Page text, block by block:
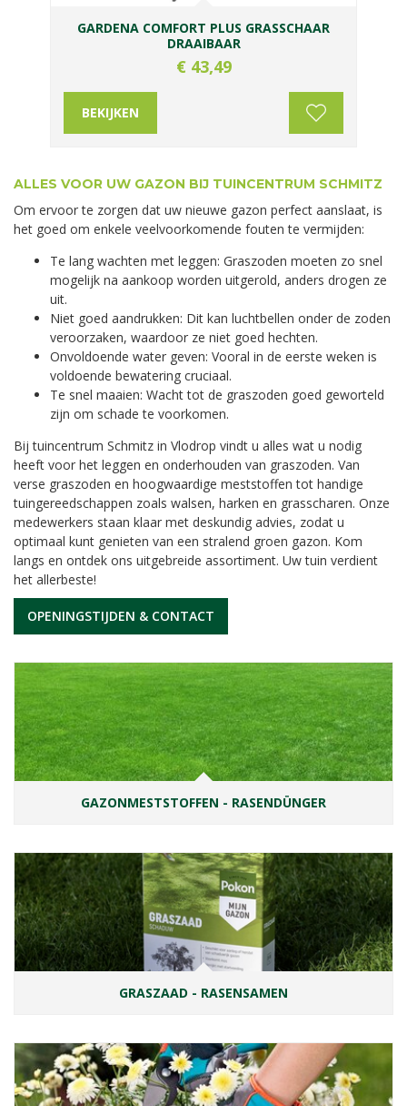
GARDENA COMFORT PLUS GRASSCHAAR
DRAAIBAAR
€ 43,49
BEKIJKEN
ALLES VOOR UW GAZON BIJ TUINCENTRUM SCHMITZ
Om ervoor te zorgen dat uw nieuwe gazon perfect aanslaat, is
het goed om enkele veelvoorkomende fouten te vermijden:
Te lang wachten met leggen: Graszoden moeten zo snel
mogelijk na aankoop worden uitgerold, anders drogen ze
uit.
Niet goed aandrukken: Dit kan luchtbellen onder de zoden
veroorzaken, waardoor ze niet goed hechten.
Onvoldoende water geven: Vooral in de eerste weken is
voldoende bewatering cruciaal.
Te snel maaien: Wacht tot de graszoden goed geworteld
zijn om schade te voorkomen.
Bij tuincentrum Schmitz in Vlodrop vindt u alles wat u nodig
heeft voor het leggen en onderhouden van graszoden. Van
verse graszoden en hoogwaardige meststoffen tot handige
tuingereedschappen zoals walsen, harken en grasscharen. Onze
medewerkers staan klaar met deskundig advies, zodat u
optimaal kunt genieten van een stralend groen gazon. Kom
langs en ontdek ons uitgebreide assortiment. Uw tuin verdient
het allerbeste!
OPENINGSTIJDEN & CONTACT
GAZONMESTSTOFFEN - RASENDÜNGER
GRASZAAD - RASENSAMEN